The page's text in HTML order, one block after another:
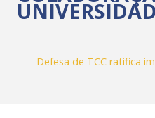
Defesa de TCC ratifica